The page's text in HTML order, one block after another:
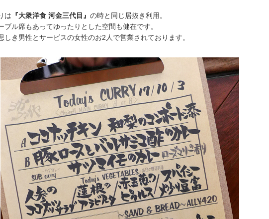
は 『大衆洋食 河金三代目』 の時と同じ居抜き利用。
ブル席もあってゆったりとした空間も健在です。
しき男性とサービスの女性のお2人で営業されております。